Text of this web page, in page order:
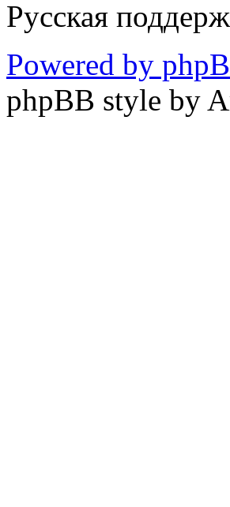
Русская
Powered by
phpBB style by